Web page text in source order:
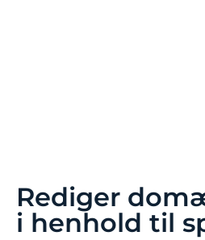
Rediger
i henhold til